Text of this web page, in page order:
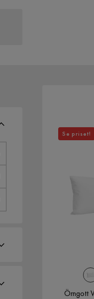
Örngott
Se priset!